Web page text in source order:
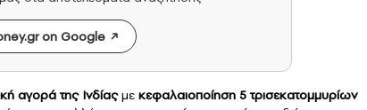
on Google
αγορά της Ινδίαςμε κεφαλαιοποίηση 5 τρισεκατομμυρίων